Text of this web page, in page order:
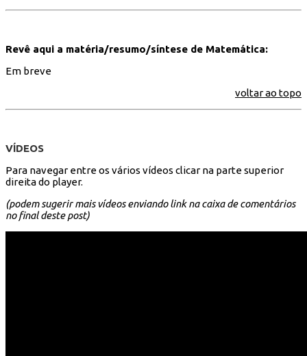
Revê aqui a matéria/resumo/síntese de Matemática:
Em breve
voltar ao topo
VÍDEOS
Para navegar entre os vários vídeos clicar na parte superior
direita do player.
(podem sugerir mais vídeos enviando link na caixa de comentários
no final deste post)